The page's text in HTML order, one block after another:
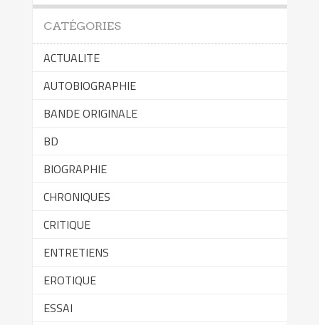
CATÉGORIES
ACTUALITE
AUTOBIOGRAPHIE
BANDE ORIGINALE
BD
BIOGRAPHIE
CHRONIQUES
CRITIQUE
ENTRETIENS
EROTIQUE
ESSAI